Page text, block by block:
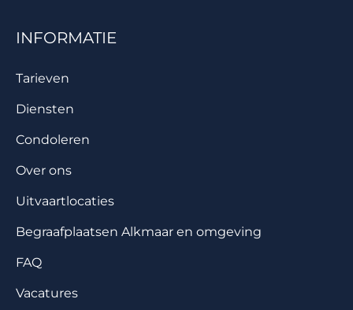
INFORMATIE
Tarieven
Diensten
Condoleren
Over ons
Uitvaartlocaties
Begraafplaatsen Alkmaar en omgeving
FAQ
Vacatures